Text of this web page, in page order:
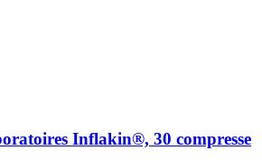
Inflakin®, 30 compresse